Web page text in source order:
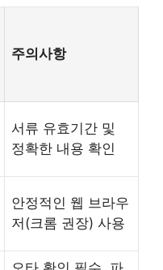
주의사항
서류 유효기간 및
정확한 내용 확인
안정적인 웹 브라우
저(크롬 권장) 사용